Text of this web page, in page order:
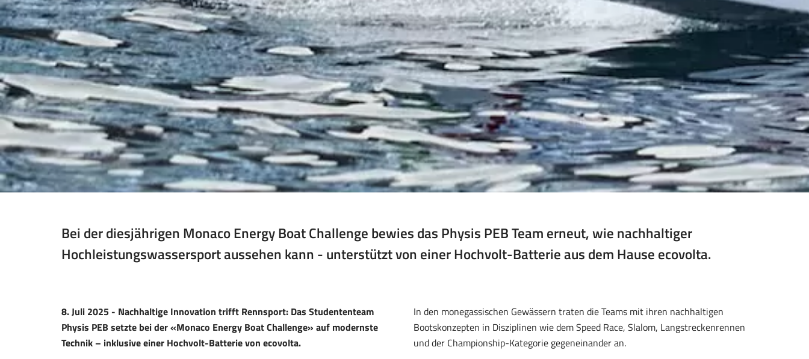
Bei der diesjährigen Monaco Energy Boat Challenge bewies das Physis PEB Team erneut, wie nachhaltiger
Hochleistungswassersport aussehen kann - unterstützt von einer Hochvolt-Batterie aus dem Hause ecovolta.
8. Juli 2025 - Nachhaltige Innovation trifft Rennsport: Das Studententeam
Physis PEB setzte bei der«Monaco Energy Boat Challenge» auf modernste
Technik – inklusive einer Hochvolt-Batterie von ecovolta.
In den monegassischen Gewässern traten die Teams mit ihren nachhaltigen
Bootskonzepten in Disziplinen wie dem Speed Race, Slalom, Langstreckenrennen
und der Championship-Kategorie gegeneinander an.